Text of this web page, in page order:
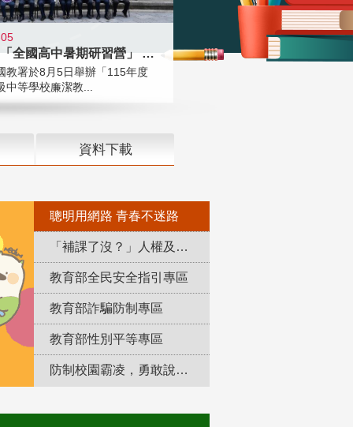
國教署「全國高中暑期研習營」 以多
教署於8月5日舉辦「115年度
中等學校廉潔教...
資料下載
聰明用網路 青春不迷路
「補課了沒？」人權及轉型正義教育專區
教育部全民安全指引專區
教育部詐騙防制專區
教育部性別平等專區
防制校園霸凌，勇敢說出來！